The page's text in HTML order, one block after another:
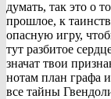
думать, так это о
прошлое, к
опасную игру,
тут разбитое
значат твои
нотам план графа
все тайны